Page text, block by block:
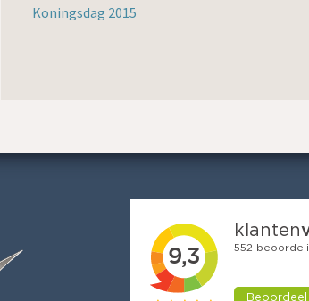
Koningsdag 2015